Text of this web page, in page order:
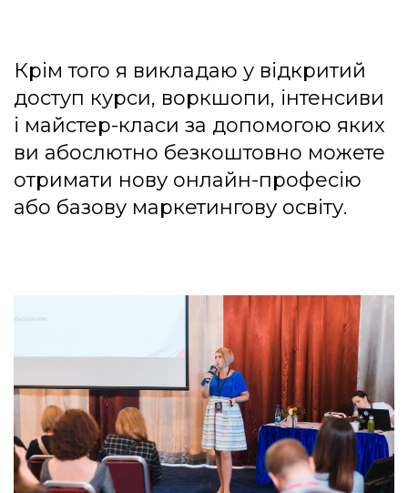
Крім того я викладаю у відкритий
доступ курси, воркшопи, інтенсиви
і майстер-класи за допомогою яких
ви абослютно безкоштовно можете
отримати нову онлайн-професію
або базову маркетингову освіту.